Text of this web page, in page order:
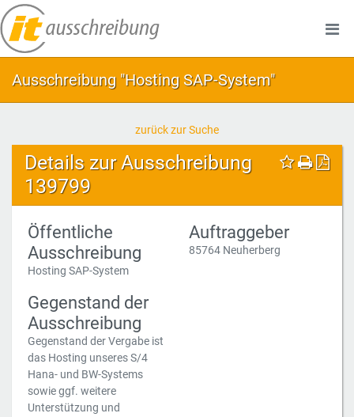
Ausschreibung "Hosting SAP-System"
zurück zur Suche
Details zur Ausschreibung
139799
Öffentliche
Ausschreibung
Hosting SAP-System
Gegenstand der
Ausschreibung
Gegenstand der Vergabe ist
das Hosting unseres S/4
Hana- und BW-Systems
sowie ggf. weitere
Unterstützung und
Auftraggeber
85764 Neuherberg